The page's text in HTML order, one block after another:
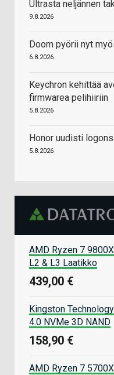
Ultrasta neljännen
9.8.2026
Doom pyörii nyt
6.8.2026
Keychron kehittää
firmwarea pelihiiriin
5.8.2026
Honor uudisti
5.8.2026
AMD Ryzen 7
L2 & L3 Laatikko
439,00 €
Kingston
4.0 NVMe 3D NAND
158,90 €
AMD Ryzen 7